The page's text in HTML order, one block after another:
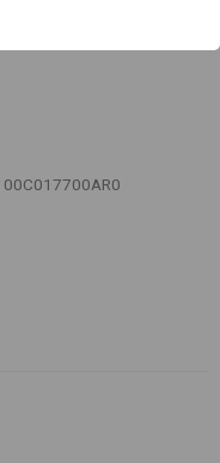
00C017700AR0